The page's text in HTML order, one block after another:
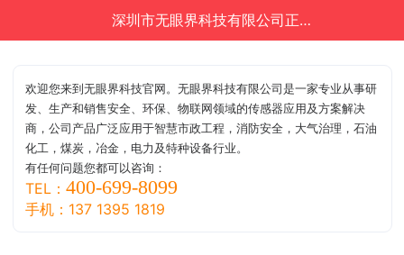
深圳市无眼界科技有限公司正在为您服务
欢迎您来到无眼界科技官网。无眼界科技有限公司是一家专业从事研
发、生产和销售安全、环保、物联网领域的传感器应用及方案解决
商，公司产品广泛应用于智慧市政工程，消防安全，大气治理，石油
化工，煤炭，冶金，电力及特种设备行业。
有任何问题您都可以咨询：
TEL：400-699-8099
手机：137 1395 1819